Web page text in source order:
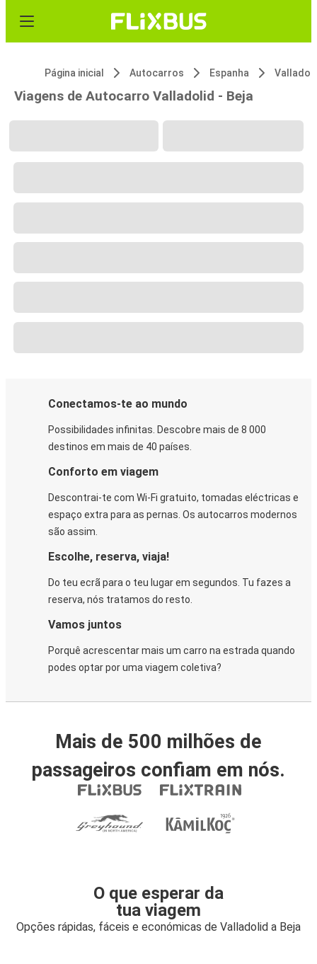
Página inicial Autocarros Espanha
Viagens de Autocarro Valladolid - Beja
Conectamos-te ao mundo
Possibilidades infinitas. Descobre mais de 8 000
destinos em mais de 40 países.
Conforto em viagem
Descontrai-te com Wi-Fi gratuito, tomadas eléctricas e
espaço extra para as pernas. Os autocarros modernos
são assim.
Escolhe, reserva, viaja!
Do teu ecrã para o teu lugar em segundos. Tu fazes a
reserva, nós tratamos do resto.
Vamos juntos
Porquê acrescentar mais um carro na estrada quando
podes optar por uma viagem coletiva?
Mais de 500 milhões de
passageiros confiam em nós.
O que esperar da
tua viagem
Opções rápidas, fáceis e económicas de Valladolid a Beja